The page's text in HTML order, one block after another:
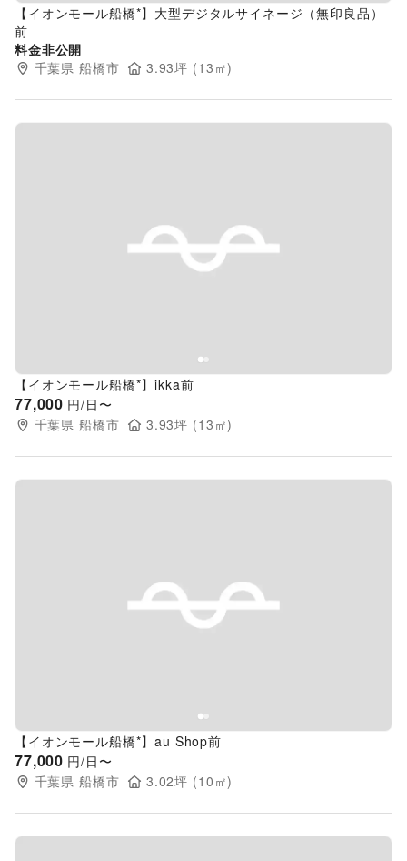
【イオンモール船橋*】大型デジタルサイネージ（無印良品）
前
料金非公開
千葉県 船橋市 3.93坪 (13 ㎡)
Previous slide
【イオンモール船橋*】ikka前
77,000 円/日〜
千葉県 船橋市 3.93坪 (13 ㎡)
Previous slide
【イオンモール船橋*】au Shop前
77,000 円/日〜
千葉県 船橋市 3.02坪 (10 ㎡)